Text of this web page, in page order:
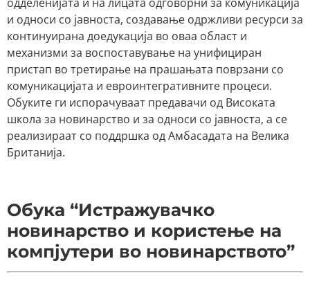
и односи со јавноста, создавање одржливи ресурси за
континуирана доедукација во оваа област и
механизми за воспоставување на унифициран
пристап во третирање на прашањата поврзани со
комуникацијата и евроинтегративните процеси.
Обуките ги испорачуваат предавачи од Високата
школа за новинарство и за односи со јавноста, а се
реализираат со поддршка од Амбасадата на Велика
Британија.
Обука “Истражувачко
новинарство и користење на
компјутери во новинарството”